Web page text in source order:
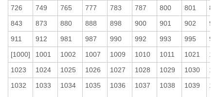
726
749 765 777 783 787 800 801
843
873 880 888 898 900 901 902
911
912 981 987 990 992 993 995
[1000]
1001 1002 1007 1009 1010 1011 1021
1023
1024 1025 1026 1027 1028 1029 1030
1032
1033 1034 1035 1036 1037 1038 1039